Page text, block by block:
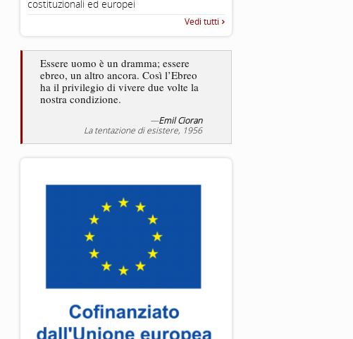
costituzionali ed europei
Vedi tutti
Essere uomo è un dramma; essere
ebreo, un altro ancora. Così l’Ebreo
ha il privilegio di vivere due volte la
nostra condizione.
—Emil Cioran
La tentazione di esistere, 1956